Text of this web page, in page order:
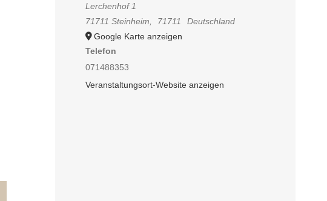
Lerchenhof 1
71711 Steinheim
71711
Deutschland
Google Karte anzeigen
Telefon
071488353
Veranstaltungsort-Website anzeigen